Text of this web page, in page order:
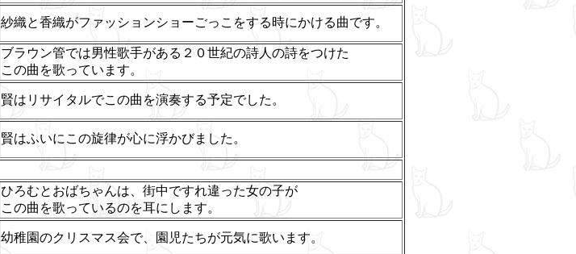
紗織と香織がファッションショーごっこをする時にかける曲です。
ブラウン管では男性歌手がある２０世紀の詩人の詩をつけた
この曲を歌っています。
賢はリサイタルでこの曲を演奏する予定でした。
賢はふいにこの旋律が心に浮かびました。
ひろむとおばちゃんは、街中ですれ違った女の子が
この曲を歌っているのを耳にします。
幼稚園のクリスマス会で、園児たちが元気に歌います。